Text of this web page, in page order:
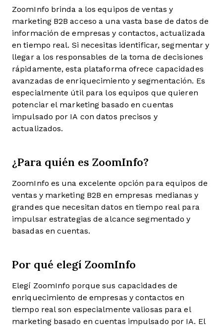
ZoomInfo brinda a los equipos de ventas y
marketing B2B acceso a una vasta base de datos de
información de empresas y contactos, actualizada
en tiempo real. Si necesitas identificar, segmentar y
llegar a los responsables de la toma de decisiones
rápidamente, esta plataforma ofrece capacidades
avanzadas de enriquecimiento y segmentación. Es
especialmente útil para los equipos que quieren
potenciar el marketing basado en cuentas
impulsado por IA con datos precisos y
actualizados.
¿Para quién es ZoomInfo?
ZoomInfo es una excelente opción para equipos de
ventas y marketing B2B en empresas medianas y
grandes que necesitan datos en tiempo real para
impulsar estrategias de alcance segmentado y
basadas en cuentas.
Por qué elegí ZoomInfo
Elegí ZoomInfo porque sus capacidades de
enriquecimiento de empresas y contactos en
tiempo real son especialmente valiosas para el
marketing basado en cuentas impulsado por IA. El